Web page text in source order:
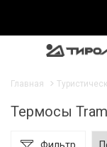
Главная
Термосы